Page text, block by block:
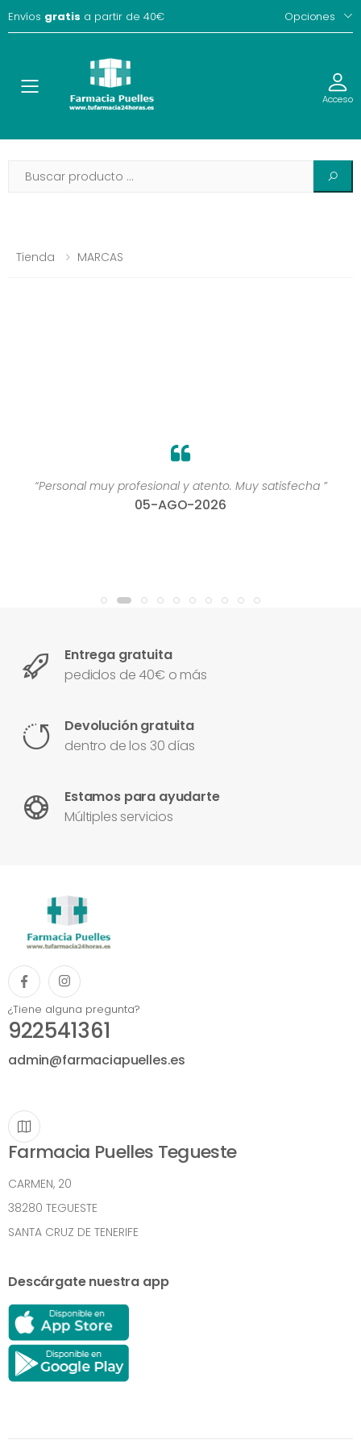
Envíos gratis a partir de 40€ Opciones
Toggle Acceso
Tienda MARCAS
“Personal muy profesional y atento. Muy satisfecha ”
05-AGO-2026
Entrega gratuita
pedidos de 40€ o más
Devolución gratuita
dentro de los 30 días
Estamos para ayudarte
Múltiples servicios
¿Tiene alguna pregunta?
922541361
admin@farmaciapuelles.es
Farmacia Puelles Tegueste
CARMEN, 20
38280 TEGUESTE
SANTA CRUZ DE TENERIFE
Descárgate nuestra app